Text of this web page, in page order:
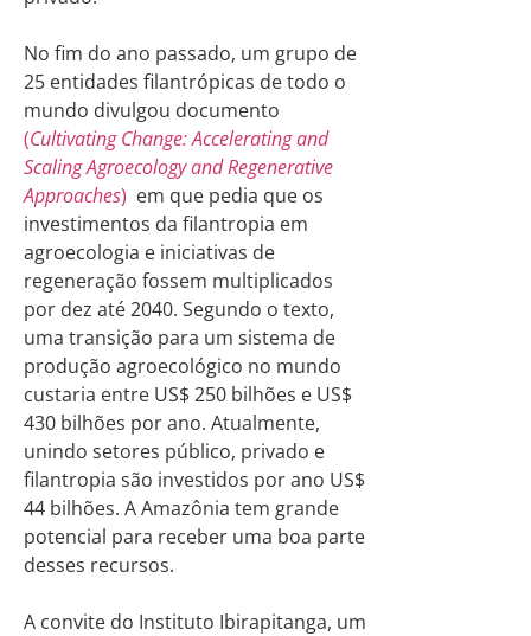
No fim do ano passado, um grupo de
25 entidades filantrópicas de todo o
mundo divulgou documento
(Cultivating Change: Accelerating and
Scaling Agroecology and Regenerative
Approaches) em que pedia que os
investimentos da filantropia em
agroecologia e iniciativas de
regeneração fossem multiplicados
por dez até 2040. Segundo o texto,
uma transição para um sistema de
produção agroecológico no mundo
custaria entre US$ 250 bilhões e US$
430 bilhões por ano. Atualmente,
unindo setores público, privado e
filantropia são investidos por ano US$
44 bilhões. A Amazônia tem grande
potencial para receber uma boa parte
desses recursos.
A convite do Instituto Ibirapitanga, um